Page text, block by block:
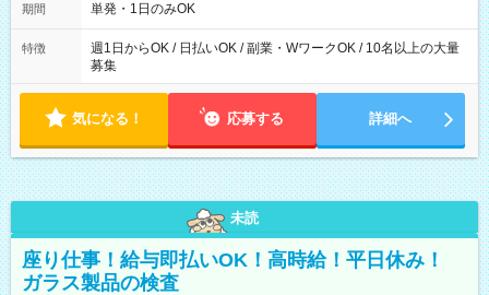
期間 単発・1日のみOK
特徴
週1日からOK / 日払いOK / 副業・WワークOK / 10名以上の大量
募集
気になる！ 応募する 詳細へ
未読
座り仕事！給与即払いOK！高時給！平日休み！
ガラス製品の検査